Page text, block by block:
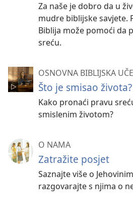
Za naše je dobro da u
mudre biblijske savjete.
Biblija može pomoći da
sreću.
OSNOVNA BIBLIJSKA
Što je smisao života?
Kako pronaći pravu
smislenim životom?
O NAMA
Zatražite posjet
Saznajte više o
razgovarajte s njima o